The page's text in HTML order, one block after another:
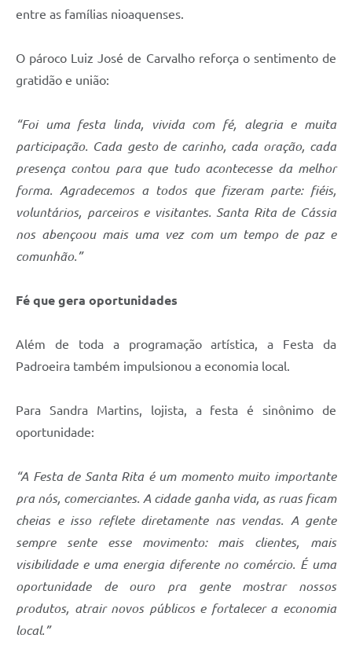
entre as famílias nioaquenses.
O pároco Luiz José de Carvalho reforça o sentimento de
gratidão e união:
“Foi uma festa linda, vivida com fé, alegria e muita
participação. Cada gesto de carinho, cada oração, cada
presença contou para que tudo acontecesse da melhor
forma. Agradecemos a todos que fizeram parte: fiéis,
voluntários, parceiros e visitantes. Santa Rita de Cássia
nos abençoou mais uma vez com um tempo de paz e
comunhão.”
Fé que gera oportunidades
Além de toda a programação artística, a Festa da
Padroeira também impulsionou a economia local.
Para Sandra Martins, lojista, a festa é sinônimo de
oportunidade:
“A Festa de Santa Rita é um momento muito importante
pra nós, comerciantes. A cidade ganha vida, as ruas ficam
cheias e isso reflete diretamente nas vendas. A gente
sempre sente esse movimento: mais clientes, mais
visibilidade e uma energia diferente no comércio. É uma
oportunidade de ouro pra gente mostrar nossos
produtos, atrair novos públicos e fortalecer a economia
local.”